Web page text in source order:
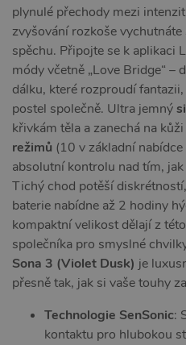
plynulé přechody mezi
zvyšování rozkoše
spěchu. Připojte se k aplikaci
módy včetně „Love Bridge“ –
dálku, které rozproudí
postel společně. Ultra jemný
křivkám těla a zanechá na
režimů (10 v základní
absolutní kontrolu nad tím,
Tichý chod potěší
baterie nabídne až 2 hodiny
kompaktní velikost dělají z
společníka pro smyslné
Sona 3 (Violet Dusk) je
přesně tak, jak si vaše touhy
Technologie SenSonic:
kontaktu pro hlubokou